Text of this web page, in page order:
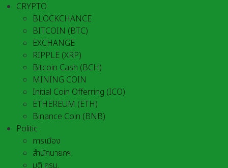
CRYPTO
BLOCKCHANCE
BITCOIN (BTC)
EXCHANGE
RIPPLE (XRP)
Bitcoin Cash (BCH)
MINING COIN
Initial Coin Offerring (ICO)
ETHEREUM (ETH)
Binance Coin (BNB)
Politic
การเมือง
สำนักนายกฯ
มติ ครม.